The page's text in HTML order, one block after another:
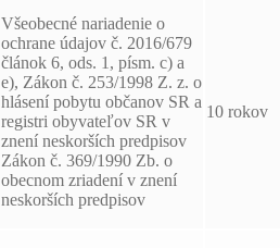
Všeobecné nariadenie o
ochrane údajov č. 2016/679
článok 6, ods. 1, písm. c) a
e), Zákon č. 253/1998 Z. z. o
hlásení pobytu občanov SR a
registri obyvateľov SR v
znení neskorších predpisov
Zákon č. 369/1990 Zb. o
obecnom zriadení v znení
neskorších predpisov
10 rokov